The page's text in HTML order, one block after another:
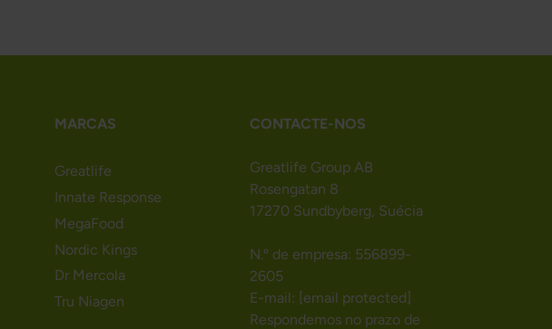
MARCAS
Greatlife
Innate Response
MegaFood
Nordic Kings
Dr Mercola
Tru Niagen
CONTACTE-NOS
Greatlife Group AB
Rosengatan 8
17270 Sundbyberg, Suécia
N.º de empresa: 556899-
2605
E-mail: [email protected]
Respondemos no prazo de